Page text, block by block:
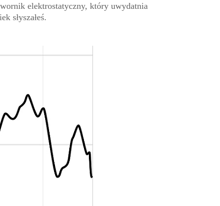
elektrostatyczny, który uwydatnia
słyszałeś.